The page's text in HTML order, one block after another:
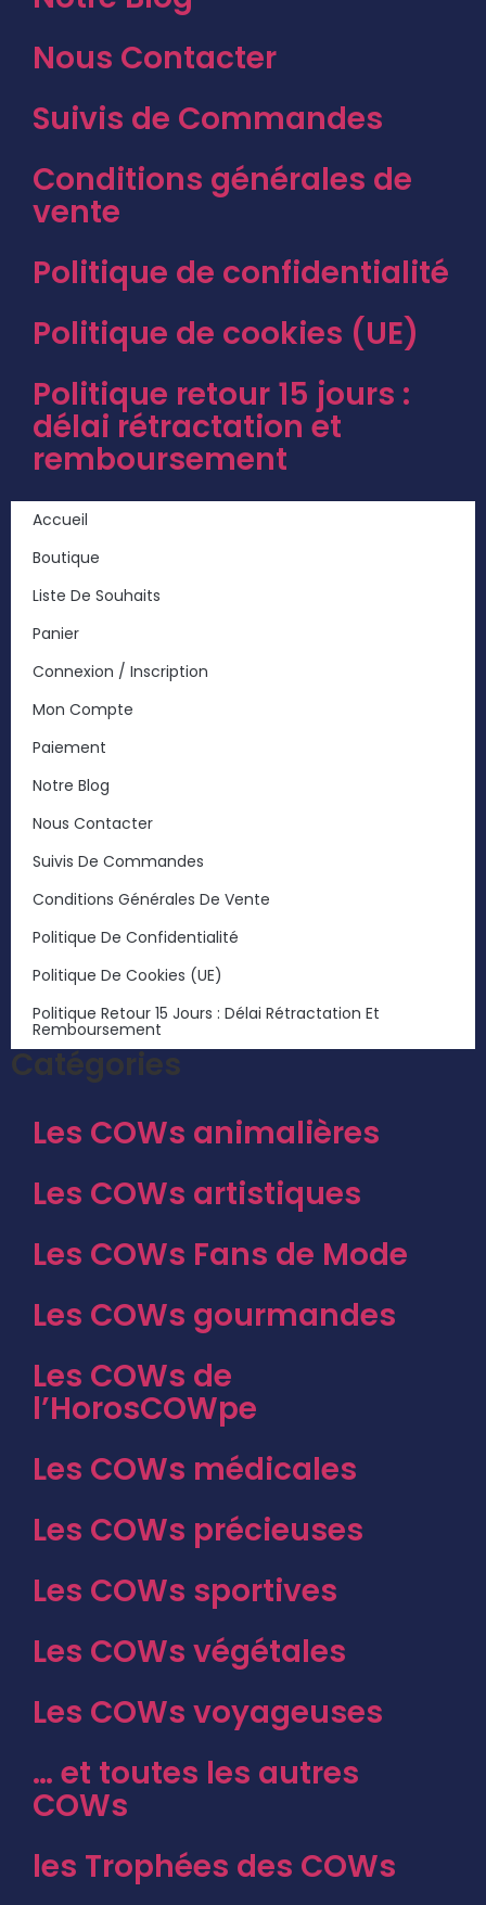
Nous Contacter
Suivis de Commandes
Conditions générales de
vente
Politique de confidentialité
Politique de cookies (UE)
Politique retour 15 jours :
délai rétractation et
remboursement
Accueil
Boutique
Liste De Souhaits
Panier
Connexion / Inscription
Mon Compte
Paiement
Notre Blog
Nous Contacter
Suivis De Commandes
Conditions Générales De Vente
Politique De Confidentialité
Politique De Cookies (UE)
Politique Retour 15 Jours : Délai Rétractation Et
Remboursement
Catégories
Les COWs animalières
Les COWs artistiques
Les COWs Fans de Mode
Les COWs gourmandes
Les COWs de
l’HorosCOWpe
Les COWs médicales
Les COWs précieuses
Les COWs sportives
Les COWs végétales
Les COWs voyageuses
… et toutes les autres
COWs
les Trophées des COWs